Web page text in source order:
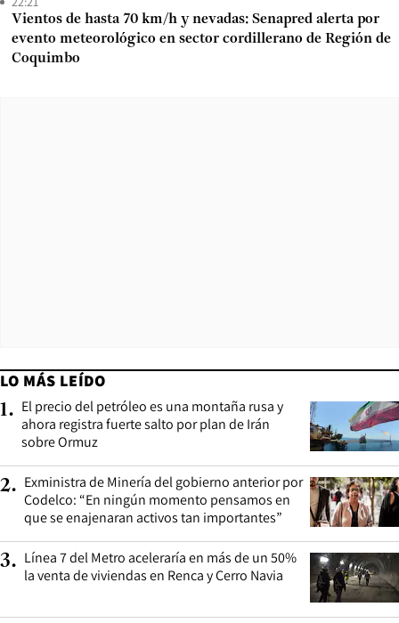
Vientos de hasta 70 km/h y nevadas: Senapred alerta por
evento meteorológico en sector cordillerano de Región de
Coquimbo
LO MÁS LEÍDO
1. El precio del petróleo es una montaña rusa y
ahora registra fuerte salto por plan de Irán
sobre Ormuz
2. Exministra de Minería del gobierno anterior por
Codelco: “En ningún momento pensamos en
que se enajenaran activos tan importantes”
3. Línea 7 del Metro aceleraría en más de un 50%
la venta de viviendas en Renca y Cerro Navia